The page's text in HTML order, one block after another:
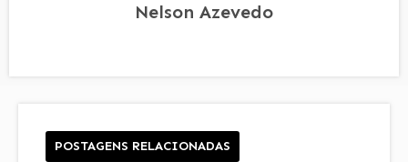
Nelson Azevedo
POSTAGENS RELACIONADAS